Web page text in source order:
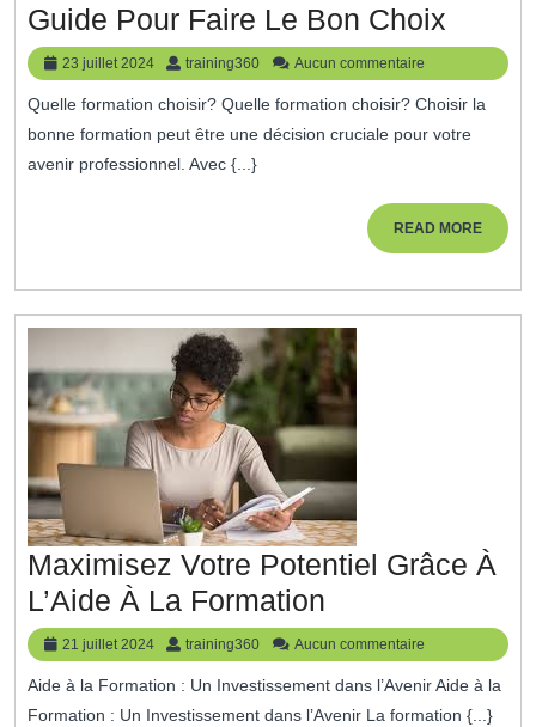
Guide Pour Faire Le Bon Choix
:
Guide
Pour
23 juillet 2024
23
juillet
2024
training360 training360
Aucun commentaire
Quelle formation choisir? Quelle formation choisir? Choisir la
bonne formation peut être une décision cruciale pour votre
avenir professionnel. Avec {...}
READ MOREREAD
MORE
Maximisez Votre Potentiel Grâce À
L’Aide À La Formation
Votre
Potentiel
Grâce
21 juillet 2024
21
juillet
2024
training360 training360
Aucun commentaire
Aide à la Formation : Un Investissement dans l’Avenir Aide à la
Formation : Un Investissement dans l’Avenir La formation {...}